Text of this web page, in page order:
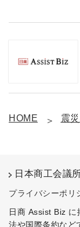
HOME 震
日本商工会議
プライバシーポリ
日商 Assist Biz に
法や国際条約など